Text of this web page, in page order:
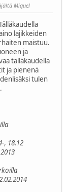
Miquel
lajikkeiden
maistuu.
ja
tälläkaudella
ja pienenä
tulen
, 18.12